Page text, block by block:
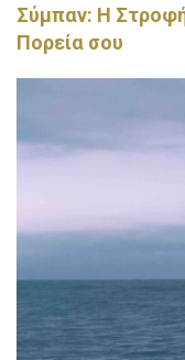
Σύμπαν: Η
Πορεία σου